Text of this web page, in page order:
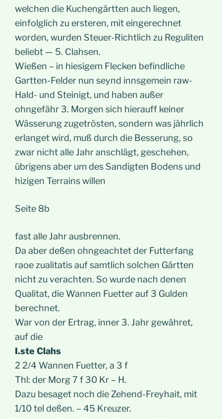
welchen die Kuchengärtten auch liegen,
einfolglich zu ersteren, mit eingerechnet
worden, wurden Steuer-Richtlich zu Reguliten
beliebt — 5. Clahsen.
Wießen – in hiesigem Flecken befindliche
Gartten-Felder nun seynd innsgemein raw-
Hald- und Steinigt, und haben außer
ohngefähr 3. Morgen sich hierauff keiner
Wässerung zugetrösten, sondern was jährlich
erlanget wird, muß durch die Besserung, so
zwar nicht alle Jahr anschlägt, geschehen,
übrigens aber um des Sandigten Bodens und
hizigen Terrains willen
Seite 8b
fast alle Jahr ausbrennen.
Da aber deßen ohngeachtet der Futterfang
raoe zualitatis auf samtlich solchen Gärtten
nicht zu verachten. So wurde nach denen
Qualitat, die Wannen Fuetter auf 3 Gulden
berechnet.
War von der Ertrag, inner 3. Jahr gewähret,
auf die
I.ste Clahs
2 2/4 Wannen Fuetter, a 3 f
Thl: der Morg 7 f 30 Kr – H.
Dazu besaget noch die Zehend-Freyhait, mit
1/10 tel deßen. – 45 Kreuzer.